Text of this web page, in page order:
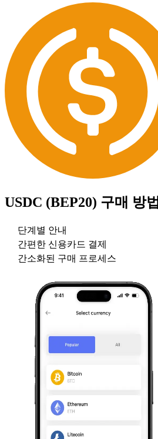
USDC (BEP20) 구매 방법
단계별 안내
간편한 신용카드 결제
간소화된 구매 프로세스